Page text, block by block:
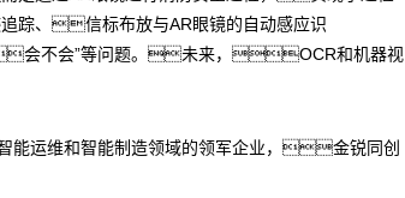
、信标布放与AR眼镜的自动感应识
会不会”等问题。未来，OCR和机器视
能运维和智能制造领域的领军企业，金锐同创